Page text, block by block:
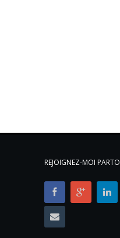
REJOIGNEZ-MOI